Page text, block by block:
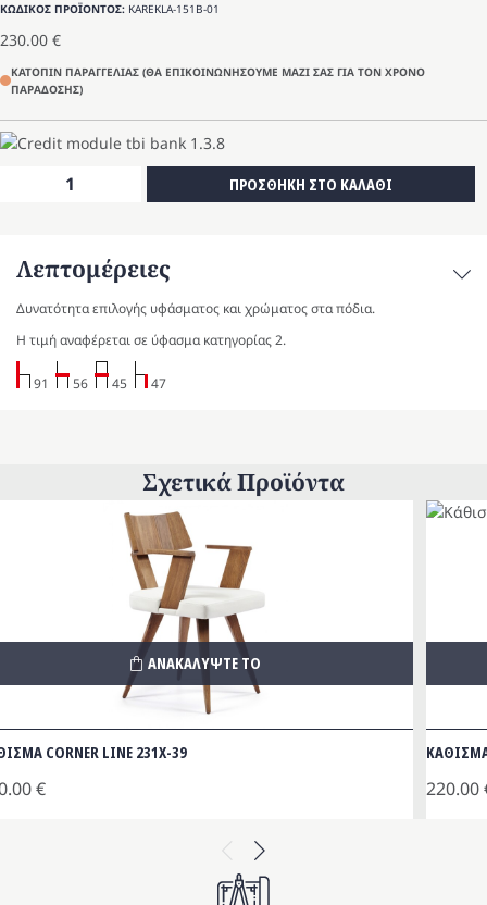
ΚΩΔΙΚΟΣ ΠΡΟΪΟΝΤΟΣ: KAREKLA-151B-01
230.00 €
ΚΑΤΟΠΙΝ ΠΑΡΑΓΓΕΛΙΑΣ (ΘΑ ΕΠΙΚΟΙΝΩΝΗΣΟΥΜΕ ΜΑΖΙ ΣΑΣ ΓΙΑ ΤΟΝ ΧΡΟΝΟ
ΠΑΡΑΔΟΣΗΣ)
ΠΡΟΣΘΗΚΗ ΣΤΟ ΚΑΛΑΘΙ
Λεπτομέρειες
Δυνατότητα επιλογής υφάσματος και χρώματος στα πόδια.
Η τιμή αναφέρεται σε ύφασμα κατηγορίας 2.
91 56 45 47
Σχετικά Προϊόντα
Previous
CORNER LINE 231Χ-39
€
ΑΝΑΚΑΛΥΨΤΕ ΤΟ
ΚΑΘΙΣΜΑ
220.00
Next